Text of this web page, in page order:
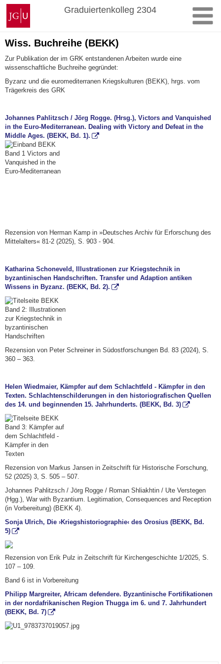
Zum
Inhalt
springen
Johannes
Gutenberg-
Universität
Mainz
Graduiertenkolleg 2304
Wiss. Buchreihe (BEKK)
Zur Publikation der im GRK entstandenen Arbeiten wurde eine
wissenschaftliche Buchreihe gegründet:
Byzanz und die euromediterranen Kriegskulturen (BEKK), hrgs. vom
Trägerkreis des GRK
Johannes Pahlitzsch / Jörg Rogge. (Hrsg.), Victors and Vanquished
in the Euro-Mediterranean. Dealing with Victory and Defeat in the
Middle Ages. (BEKK, Bd. 1).
Rezension von Herman Kamp in »Deutsches Archiv für Erforschung des
Mittelalters« 81-2 (2025), S. 903 - 904.
Katharina Schoneveld, Illustrationen zur Kriegstechnik in
byzantinischen Handschriften. Transfer und Adaption antiken
Wissens in Byzanz. (BEKK, Bd. 2).
Rezension von Peter Schreiner in Südostforschungen Bd. 83 (2024), S.
360 – 363.
Helen Wiedmaier, Kämpfer auf dem Schlachtfeld - Kämpfer in den
Texten. Schlachtenschilderungen in den historiografischen Quellen
des 14. und beginnenden 15. Jahrhunderts. (BEKK, Bd. 3)
Rezension von Markus Jansen in Zeitschrift für Historische Forschung,
52 (2025) 3, S. 505 – 507.
Johannes Pahlitzsch / Jörg Rogge / Roman Shliakhtin / Ute Verstegen
(Hgg.), War with Byzantium. Legitimation, Consequences and Reception
(in Vorbereitung) (BEKK 4).
Sonja Ulrich, Die ›Kriegshistoriographie‹ des Orosius (BEKK, Bd.
5)
Rezension von Erik Pulz in Zeitschrift für Kirchengeschichte 1/2025, S.
107 – 109.
Band 6 ist in Vorbereitung
Philipp Margreiter, Africam defendere. Byzantinische Fortifikationen
in der nordafrikanischen Region Thugga im 6. und 7. Jahrhundert
(BEKK, Bd. 7)